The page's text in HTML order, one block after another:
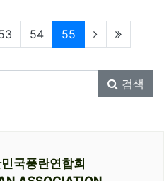
54 55현재페이지
검색
국풍란연합회